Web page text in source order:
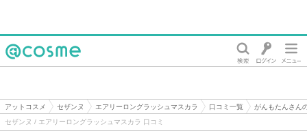
アットコスメ セザンヌ エアリーロングラッシュマスカラ 口コミ一覧
がんもたんさん
セザンヌ / エアリーロングラッシュマスカラ 口コミ